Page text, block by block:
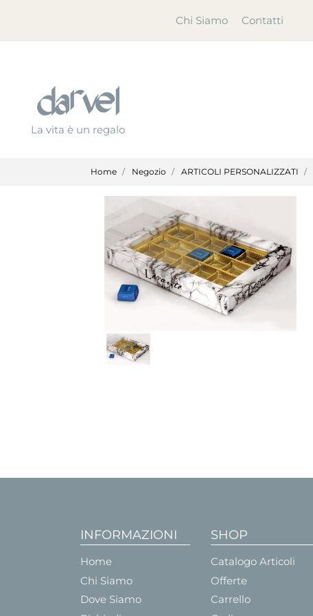
Chi Siamo Contatti
La vita è un regalo
Home Negozio ARTICOLI PERSONALIZZATI
INFORMAZIONI
Home
Chi Siamo
Dove Siamo
SHOP
Catalogo Articoli
Offerte
Carrello